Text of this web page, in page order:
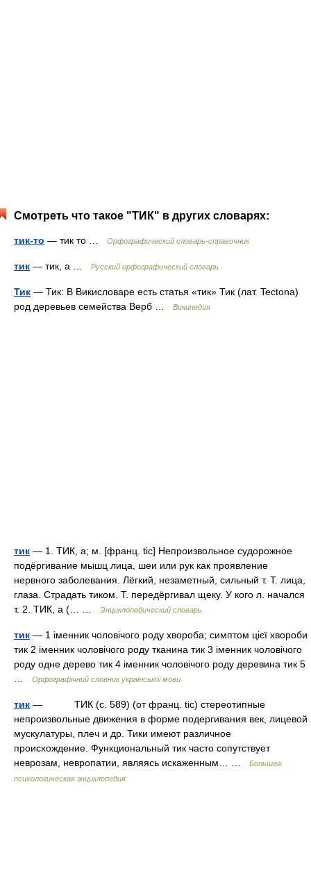
Смотреть что такое "ТИК" в других словарях:
тик-то — тик то … Орфографический словарь-справочник
тик — тик, а … Русский орфографический словарь
Тик — Тик: В Викисловаре есть статья «тик» Тик (лат. Tectona)
род деревьев семейства Верб …
Википедия
тик — 1. ТИК, а; м. [франц. tic] Непроизвольное судорожное
подёргивание мышц лица, шеи или рук как проявление
нервного заболевания. Лёгкий, незаметный, сильный т. Т. лица,
глаза. Страдать тиком. Т. передёргивал щеку. У кого л. начался
т. 2. ТИК, а (… …
Энциклопедический словарь
тик — 1 іменник чоловічого роду хвороба; симптом цієї хвороби
тик 2 іменник чоловічого роду тканина тик 3 іменник чоловічого
роду одне дерево тик 4 іменник чоловічого роду деревина тик 5
Орфографічний словник української мови
тик — ТИК (с. 589) (от франц. tic) стереотипные
непроизвольные движения в форме подергивания век, лицевой
мускулатуры, плеч и др. Тики имеют различное
происхождение. Функциональный тик часто сопутствует
неврозам, невропатии, являясь искаженным… …
Большая
психологическая энциклопедия